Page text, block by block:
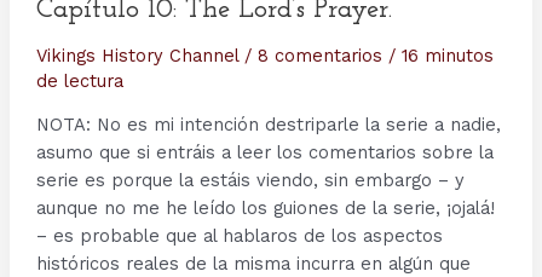
los
y
otras
Curiosidades.
Capítulo 10: The Lord’s Prayer.
Vikings History Channel/ 8 comentarios / 16 minutos
de lectura
NOTA: No es mi intención destriparle la serie a nadie,
asumo que si entráis a leer los comentarios sobre la
serie es porque la estáis viendo, sin embargo – y
aunque no me he leído los guiones de la serie, ¡ojalá!
– es probable que al hablaros de los aspectos
históricos reales de la misma incurra en algún que